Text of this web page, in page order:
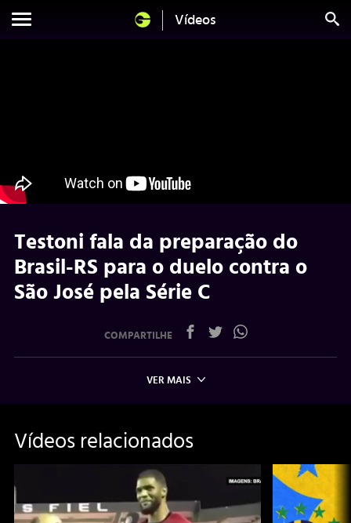
Vídeos
Testoni fala da preparação do
Brasil-RS para o duelo contra o
São José pela Série C
COMPARTILHE
VER MAIS
Vídeos relacionados